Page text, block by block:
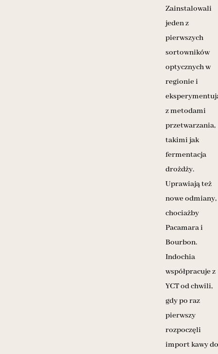
Zainstalowali
jeden z
pierwszych
sortowników
optycznych w
regionie i
z metodami
przetwarzania,
takimi jak
fermentacja
drożdży.
Uprawiają też
nowe odmiany,
chociażby
Pacamara i
Bourbon.
Indochia
współpracuje z
YCT od chwili,
gdy po raz
pierwszy
rozpoczęli
import kawy do